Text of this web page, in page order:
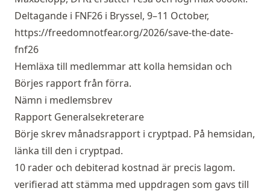
Deltagande i FNF26 i Bryssel, 9–11 October,
https://freedomnotfear.org/2026/save-the-date-
fnf26
Hemläxa till medlemmar att kolla hemsidan och
Börjes rapport från förra.
Nämn i medlemsbrev
Rapport Generalsekreterare
Börje skrev månadsrapport i cryptpad. På hemsidan,
länka till den i cryptpad.
10 rader och debiterad kostnad är precis lagom.
verifierad att stämma med uppdragen som gavs till